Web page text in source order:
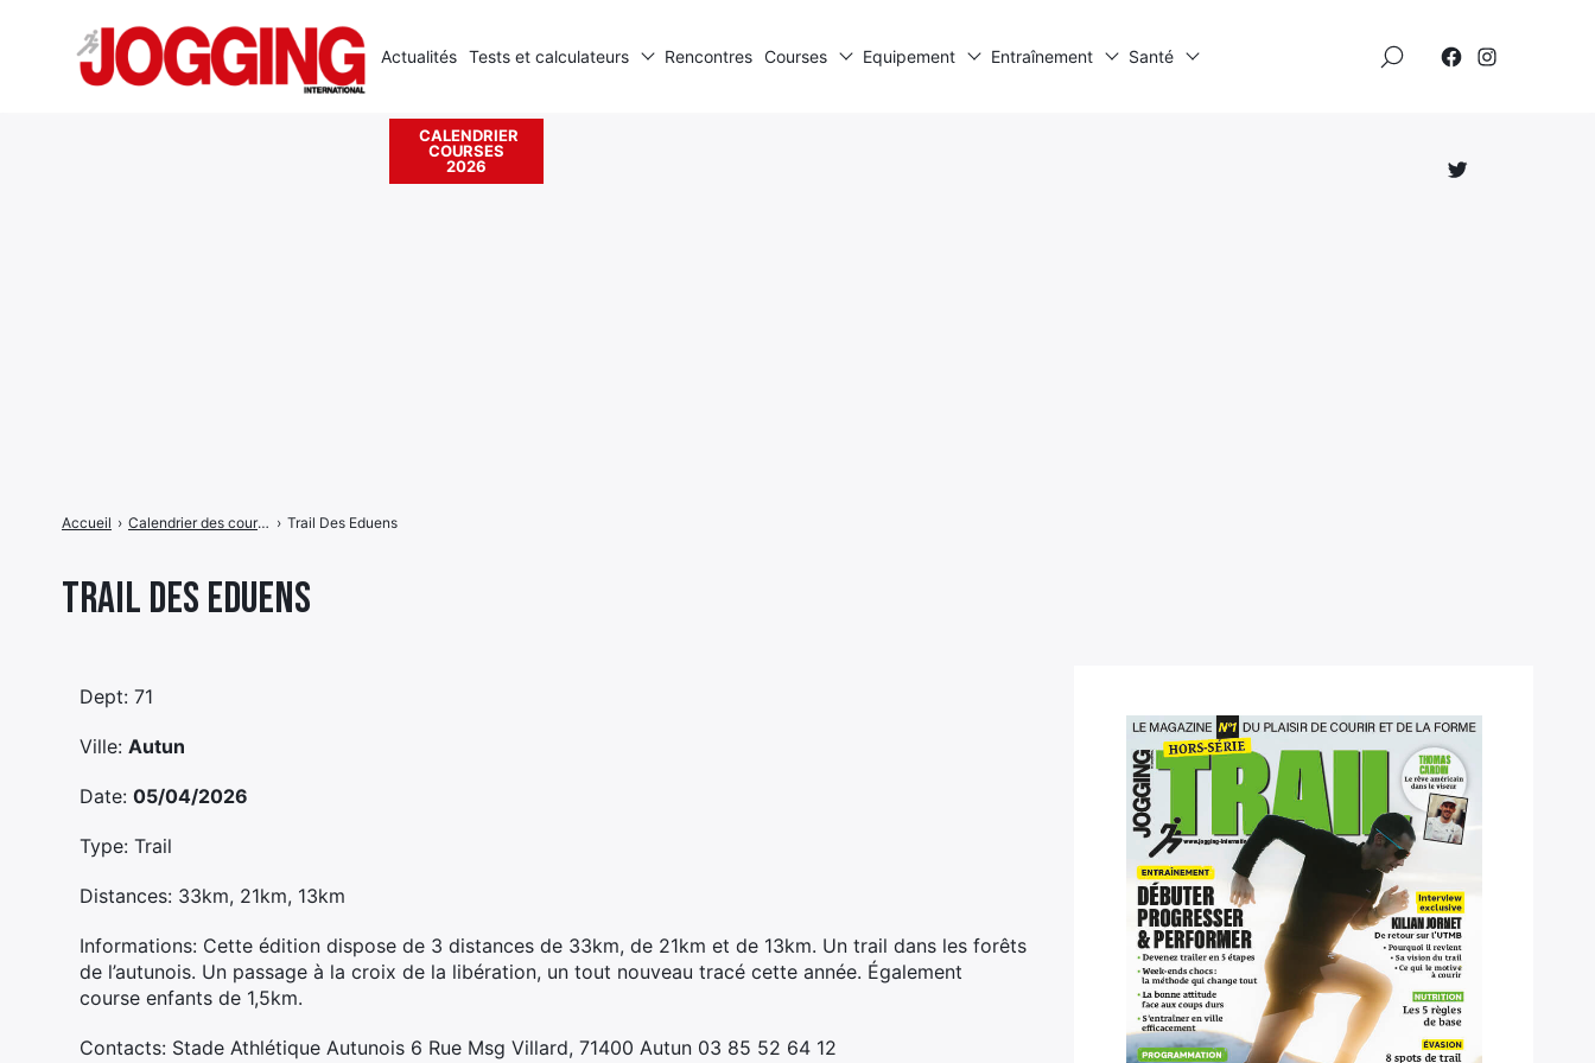
Trail Des Eduens
Accueil › Calendrier des courses › Trail Des Eduens
Dept: 71
Ville: Autun
Date: 05/04/2026
Type: Trail
Distances: 33km, 21km, 13km
Informations: Cette édition dispose de 3 distances de 33km, de 21km et de 13km. Un trail dans les forêts
de l’autunois. Un passage à la croix de la libération, un tout nouveau tracé cette année. Également
course enfants de 1,5km.
Contacts: Stade Athlétique Autunois 6 Rue Msg Villard, 71400 Autun 03 85 52 64 12
Actualités Tests et calculateurs Rencontres Courses Equipement Entraînement Santé
CALENDRIER
COURSES
2026
Élément
Rechercher